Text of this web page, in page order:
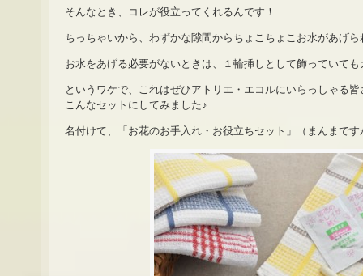
そんなとき、コレが役立ってくれるんです！
ちっちゃいから、わずかな隙間からちょこちょこお水があげ
お水をあげる必要がないときは、１輪挿しとして飾っていて
というワケで、これはぜひアトリエ・エコルにいらっしゃる
こんなセットにしてみました♪
名付けて、「お花のお手入れ・お役立ちセット」（まんまです